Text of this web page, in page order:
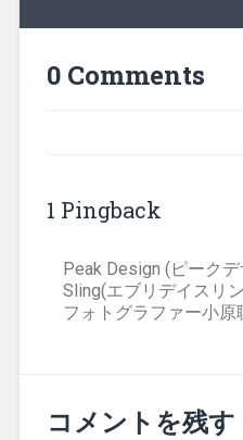
0 Comments
1 Pingback
Peak Design (ピーク
Sling(エブリデイスリ
フォトグラファー小
コメントを残す